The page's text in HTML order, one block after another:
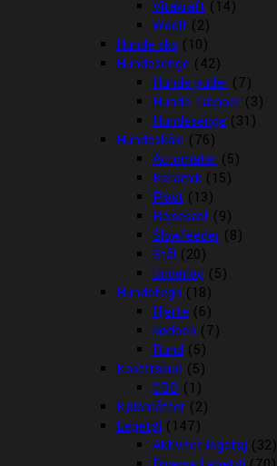
Vitakraft (14)
Woolf (2)
Hunde sko (10)
Hundesenge (42)
Hunde puder (7)
Hunde Tæpper (3)
Hundesenge (31)
Hundeskåle (76)
Automater (5)
Keramik (15)
Plast (13)
Rejsesæt (9)
Slowfeeder (8)
Stål (20)
Underlag (5)
Hundetegn (18)
Hjerte (6)
kødben (7)
Rund (5)
Kosttilskud (5)
CBD (1)
Kølemåtter (2)
Legetøj (147)
Aktivitet legetøj (32)